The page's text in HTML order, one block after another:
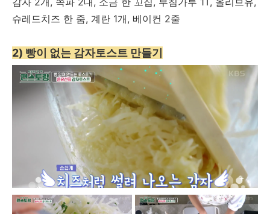
슈레드치즈 한 줌, 계란 1개, 베이컨 2줄
2) 빵이 없는 감자토스트 만들기